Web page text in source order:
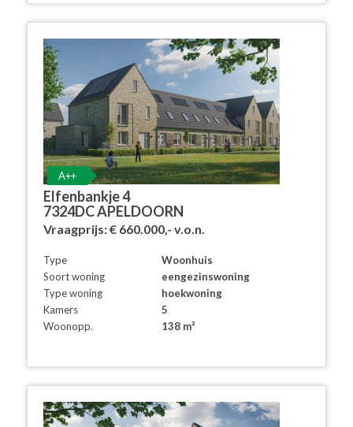
A++
Elfenbankje 4
7324DC APELDOORN
Vraagprijs:€ 660.000,- v.o.n.
Type
Woonhuis
Soort woning
eengezinswoning
Type woning
hoekwoning
Kamers
5
Woonopp.
138 m²